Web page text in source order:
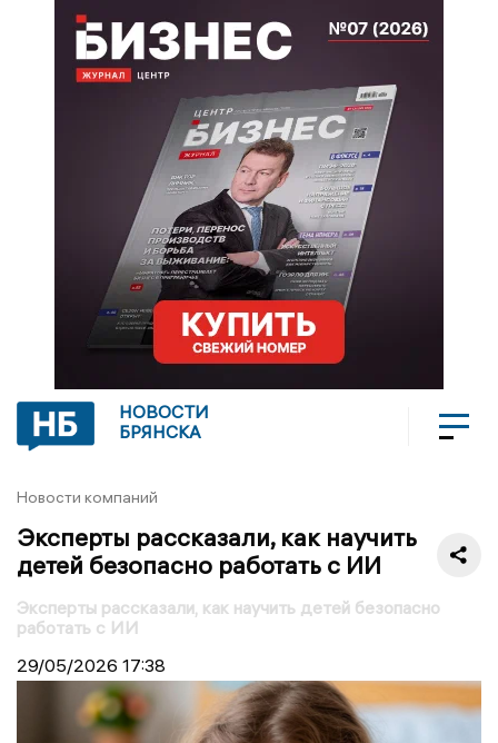
НОВОСТИ
БРЯНСКА
Новости компаний
Эксперты рассказали, как научить
детей безопасно работать с ИИ
Эксперты рассказали, как научить детей безопасно
работать с ИИ
29/05/2026 17:38